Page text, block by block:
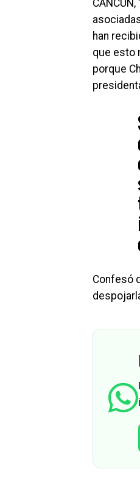
han
que esto
porque
Confesó